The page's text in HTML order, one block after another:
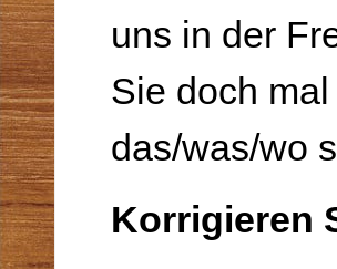
uns in der
Sie doch
das/was/wo
Korrigieren